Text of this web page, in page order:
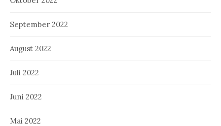
September 2022
August 2022
Juli 2022
Juni 2022
Mai 2022